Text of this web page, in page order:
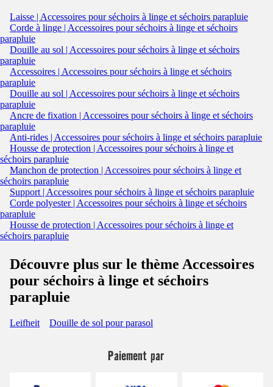
Laisse | Accessoires pour séchoirs à linge et séchoirs parapluie
Corde à linge | Accessoires pour séchoirs à linge et séchoirs
parapluie
Douille au sol | Accessoires pour séchoirs à linge et séchoirs
parapluie
Accessoires | Accessoires pour séchoirs à linge et séchoirs
parapluie
Douille au sol | Accessoires pour séchoirs à linge et séchoirs
parapluie
Ancre de fixation | Accessoires pour séchoirs à linge et séchoirs
parapluie
Anti-rides | Accessoires pour séchoirs à linge et séchoirs parapluie
Housse de protection | Accessoires pour séchoirs à linge et
séchoirs parapluie
Manchon de protection | Accessoires pour séchoirs à linge et
séchoirs parapluie
Support | Accessoires pour séchoirs à linge et séchoirs parapluie
Corde polyester | Accessoires pour séchoirs à linge et séchoirs
parapluie
Housse de protection | Accessoires pour séchoirs à linge et
séchoirs parapluie
Découvre plus sur le thème Accessoires
pour séchoirs à linge et séchoirs
parapluie
Leifheit Douille de sol pour parasol
Paiement par